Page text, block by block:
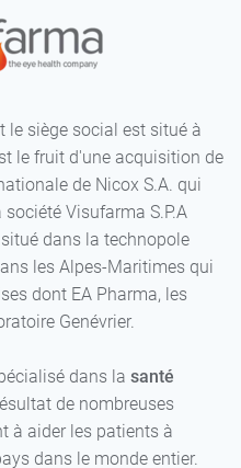
le siège social est situé à
le fruit d'une acquisition de
de Nicox S.A. qui
Visufarma S.P.A
dans la technopole
les Alpes-Maritimes qui
dont EA Pharma, les
Genévrier.
dans la santé
de nombreuses
à aider les patients à
dans le monde entier.